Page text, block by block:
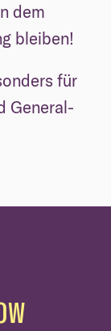
dem
bleiben!
für
General-